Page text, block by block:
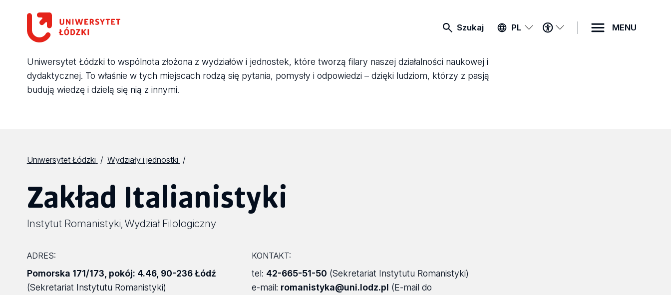
Szukaj PL
MENU
DOSTĘPNOŚCI
MENU
Uniwersytet Łódzki to wspólnota złożona z wydziałów i jednostek, które tworzą filary naszej działalności naukowej i
dydaktycznej. To właśnie w tych miejscach rodzą się pytania, pomysły i odpowiedzi – dzięki ludziom, którzy z pasją
budują wiedzę i dzielą się nią z innymi.
Uniwersytet Łódzki Wydziały i jednostki
Zakład Italianistyki
Instytut Romanistyki Wydział Filologiczny
ADRES:
Pomorska 171/173 pokój: 4.46, 90-236 Łódź
(Sekretariat Instytutu Romanistyki)
KONTAKT:
tel: 42-665-51-50 (Sekretariat Instytutu Romanistyki)
e-mail: romanistyka@uni.lodz.pl (E-mail do